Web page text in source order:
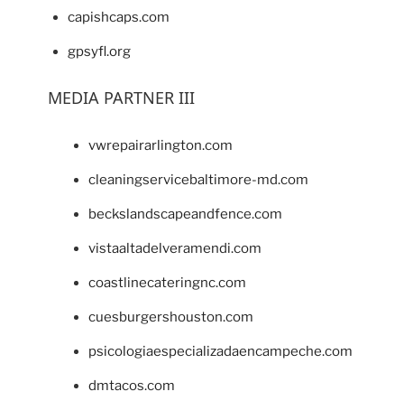
capishcaps.com
gpsyfl.org
MEDIA PARTNER III
vwrepairarlington.com
cleaningservicebaltimore-md.com
beckslandscapeandfence.com
vistaaltadelveramendi.com
coastlinecateringnc.com
cuesburgershouston.com
psicologiaespecializadaencampeche.com
dmtacos.com